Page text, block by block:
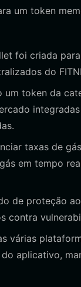
um token
foi criada
do
um token da
taxas de
em tempo
de proteção
contra
várias
aplicativo,